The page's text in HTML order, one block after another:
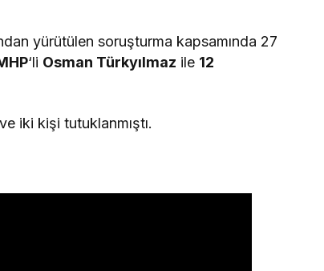
yürütülen soruşturma kapsamında 27
‘li Osman Türkyılmaz ile 12
iki kişi tutuklanmıştı.